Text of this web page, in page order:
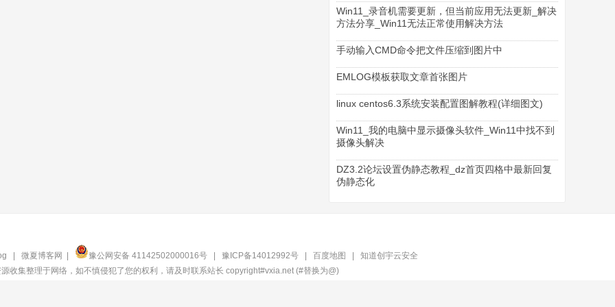
Win11_录音机需要更新，但当前应用无法更新_解决
方法分享_Win11无法正常使用解决方法
手动输入CMD命令把文件压缩到图片中
EMLOG模板获取文章首张图片
linux centos6.3系统安装配置图解教程(详细图文)
Win11_我的电脑中显示摄像头软件_Win11中找不到
摄像头解决
DZ3.2论坛设置伪静态教程_dz首页四格中最新回复
伪静态化
| 微夏博客网 | 豫公网安备 41142502000016号 | 豫ICP备14012992号 | 百度地图 | 知道创宇云安全
源收集整理于网络，如不慎侵犯了您的权利，请及时联系站长 copyright#vxia.net (#替换为@)‍